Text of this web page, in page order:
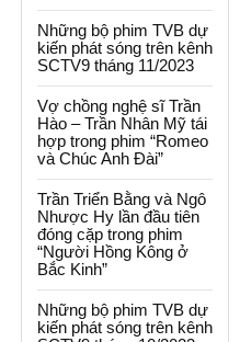
Những bộ phim TVB dự
kiến phát sóng trên kênh
SCTV9 tháng 11/2023
Vợ chồng nghệ sĩ Trần
Hào – Trần Nhân Mỹ tái
hợp trong phim “Romeo
và Chúc Anh Đài”
Trần Triển Bằng và Ngô
Nhược Hy lần đầu tiên
đóng cặp trong phim
“Người Hồng Kông ở
Bắc Kinh”
Những bộ phim TVB dự
kiến phát sóng trên kênh